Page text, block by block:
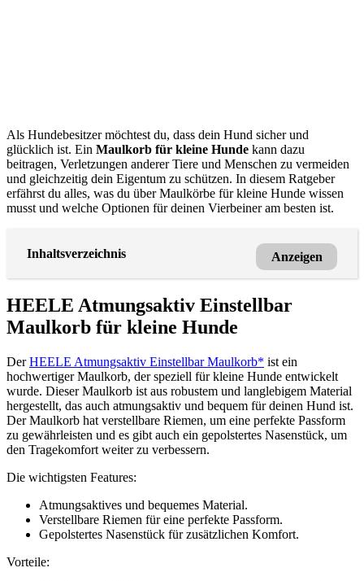
Als Hundebesitzer möchtest du, dass dein Hund sicher und
glücklich ist. Ein Maulkorb für kleine Hunde kann dazu
beitragen, Verletzungen anderer Tiere und Menschen zu vermeiden
und gleichzeitig dein Eigentum zu schützen. In diesem Ratgeber
erfährst du alles, was du über Maulkörbe für kleine Hunde wissen
musst und welche Optionen für deinen Vierbeiner am besten ist.
Inhaltsverzeichnis Anzeigen
HEELE Atmungsaktiv Einstellbar
Maulkorb für kleine Hunde
DerHEELE Atmungsaktiv Einstellbar Maulkorb* ist ein
hochwertiger Maulkorb, der speziell für kleine Hunde entwickelt
wurde. Dieser Maulkorb ist aus robustem und langlebigem Material
hergestellt, das auch atmungsaktiv und bequem für deinen Hund ist.
Der Maulkorb hat verstellbare Riemen, um eine perfekte Passform
zu gewährleisten und es gibt auch ein gepolstertes Nasenstück, um
den Tragekomfort weiter zu verbessern.
Die wichtigsten Features:
Atmungsaktives und bequemes Material.
Verstellbare Riemen für eine perfekte Passform.
Gepolstertes Nasenstück für zusätzlichen Komfort.
Vorteile: